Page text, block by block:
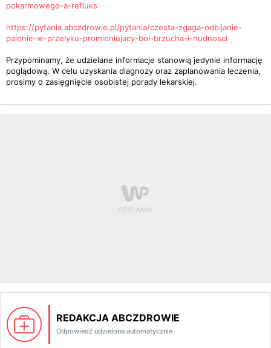
pokarmowego-a-refluks
https://pytania.abczdrowie.pl/pytania/czesta-zgaga-odbijanie-
palenie-w-przelyku-promieniujacy-bol-brzucha-i-nudnosci
Przypominamy, że udzielane informacje stanowią jedynie informację
poglądową. W celu uzyskania diagnozy oraz zaplanowania leczenia,
prosimy o zasięgnięcie osobistej porady lekarskiej.
REDAKCJA ABCZDROWIE
Odpowiedź udzielona automatycznie